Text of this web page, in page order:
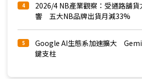
4
2026/4 NB產業觀察：受通路舖
響 五大NB品牌出貨月減33%
5
Google AI生態系加速擴大
鍵支柱